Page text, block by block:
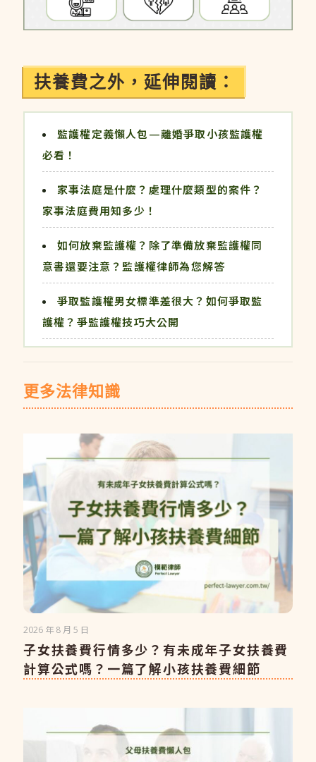
扶養費之外，延伸閱讀：
監護權定義懶人包—離婚爭取小孩監護權
必看！
家事法庭是什麼？處理什麼類型的案件？
家事法庭費用知多少！
如何放棄監護權？除了準備放棄監護權同
意書還要注意？監護權律師為您解答
爭取監護權男女標準差很大？如何爭取監
護權？爭監護權技巧大公開
更多法律知識
2026 年 8 月 5 日
子女扶養費行情多少？有未成年子女扶養費
計算公式嗎？一篇了解小孩扶養費細節